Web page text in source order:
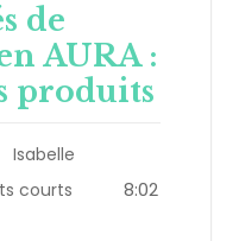
de
AURA :
produits
Isabelle
courts
8:02